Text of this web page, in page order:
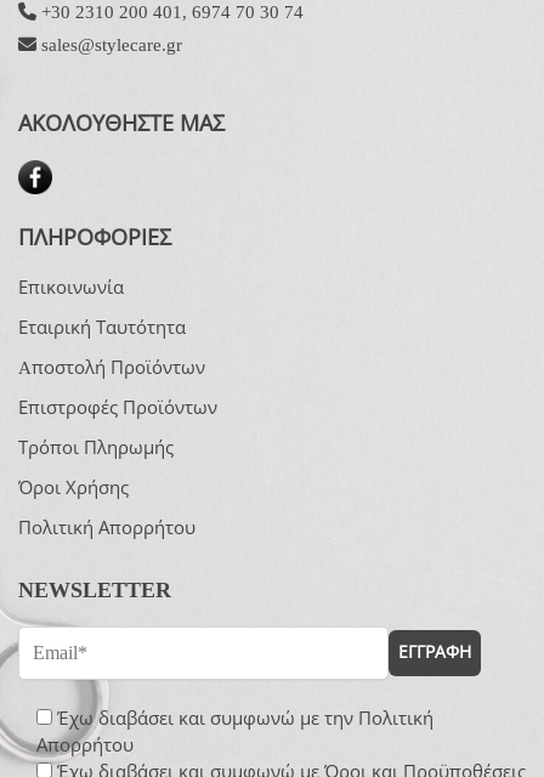
+30 2310 200 401 , 6974 70 30 74
sales@stylecare.gr
ΑΚΟΛΟΥΘΗΣΤΕ ΜΑΣ
ΠΛΗΡΟΦΟΡΙΕΣ
Επικοινωνία
Εταιρική Ταυτότητα
Aποστολή Προϊόντων
Επιστροφές Προϊόντων
Τρόποι Πληρωμής
Όροι Χρήσης
Πολιτική Απορρήτου
NEWSLETTER
ΕΓΓΡΑΦΗ
Έχω διαβάσει και συμφωνώ με την Πολιτική
Απορρήτου
Έχω διαβάσει και συμφωνώ με Όροι και Προϋποθέσεις